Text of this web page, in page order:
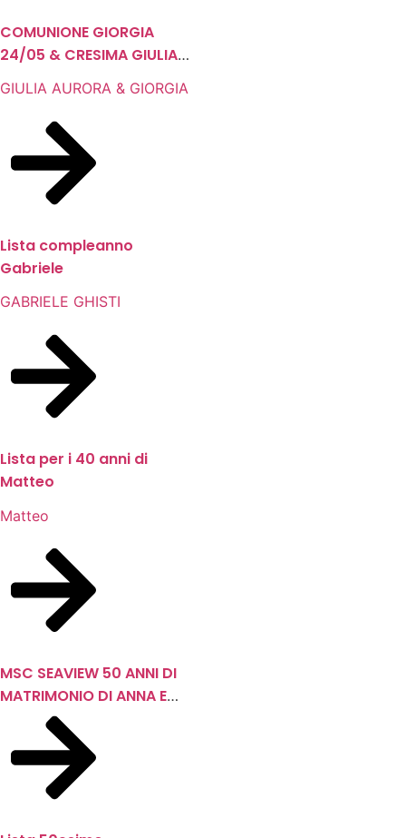
COMUNIONE GIORGIA
24/05 & CRESIMA GIULIA
31/05
GIULIA AURORA & GIORGIA
Lista compleanno
Gabriele
GABRIELE GHISTI
Lista per i 40 anni di
Matteo
Matteo
MSC SEAVIEW 50 ANNI DI
MATRIMONIO DI ANNA E
ANGELO DANTE